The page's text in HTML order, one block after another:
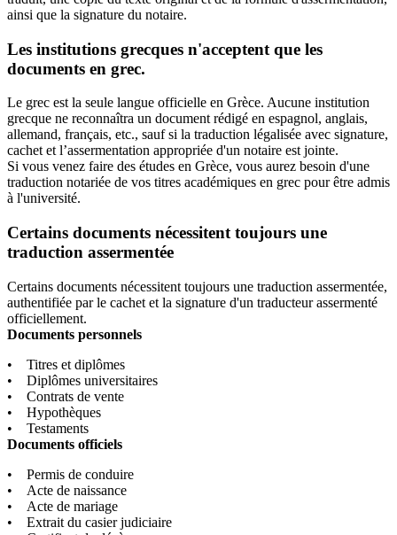
ainsi que la signature du notaire.
Les institutions grecques n'acceptent que les
documents en grec.
Le grec est la seule langue officielle en Grèce. Aucune institution
grecque ne reconnaîtra un document rédigé en espagnol, anglais,
allemand, français, etc., sauf si la traduction légalisée avec signature,
cachet et l’assermentation appropriée d'un notaire est jointe.
Si vous venez faire des études en Grèce, vous aurez besoin d'une
traduction notariée de vos titres académiques en grec pour être admis
à l'université.
Certains documents nécessitent toujours une
traduction assermentée
Certains documents nécessitent toujours une traduction assermentée,
authentifiée par le cachet et la signature d'un traducteur assermenté
officiellement.
Documents personnels
• Titres et diplômes
• Diplômes universitaires
• Contrats de vente
• Hypothèques
• Testaments
Documents officiels
• Permis de conduire
• Acte de naissance
• Acte de mariage
• Extrait du casier judiciaire